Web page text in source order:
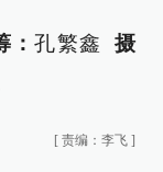
：孔繁鑫摄
[ 责编：李飞 ]